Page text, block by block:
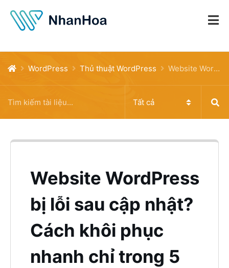
WordPress Thủ thuật WordPress Website WordPress bị lỗi sau cập nhật? Cách khôi phục nhanh chỉ trong 5 phút
Website WordPress
bị lỗi sau cập nhật?
Cách khôi phục
nhanh chỉ trong 5